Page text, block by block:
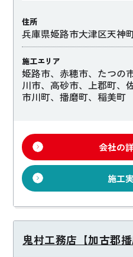
住所
兵庫県姫路市大津区天神
施工エリア
姫路市、赤穂市、たつの
川市、高砂市、上郡町、
市川町、播磨町、稲美町
会社の
施工
鬼村工務店【加古郡播